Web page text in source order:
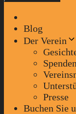
Blog
Der Verein
Spenden
Presse
Buchen Sie